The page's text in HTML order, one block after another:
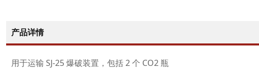
产品详情
用于运输 SJ-25 爆破装置，包括 2 个 CO2 瓶